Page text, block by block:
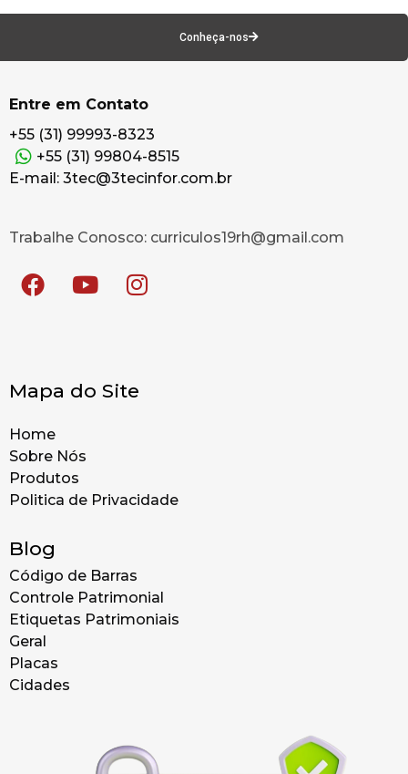
Conheça-nos
Entre em Contato
+55 (31) 99993-8323
+55 (31) 99804-8515
E-mail: 3tec@3tecinfor.com.br
Trabalhe Conosco: curriculos19rh@gmail.com
Mapa do Site
Home
Sobre Nós
Produtos
Politica de Privacidade
Blog
Código de Barras
Controle Patrimonial
Etiquetas Patrimoniais
Geral
Placas
Cidades